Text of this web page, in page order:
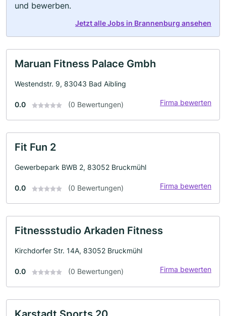
und bewerben.
Jetzt alle Jobs in Brannenburg ansehen
Maruan Fitness Palace Gmbh
Westendstr. 9, 83043 Bad Aibling
0.0 (0 Bewertungen) Firma bewerten
Fit Fun 2
Gewerbepark BWB 2, 83052 Bruckmühl
0.0 (0 Bewertungen) Firma bewerten
Fitnessstudio Arkaden Fitness
Kirchdorfer Str. 14A, 83052 Bruckmühl
0.0 (0 Bewertungen) Firma bewerten